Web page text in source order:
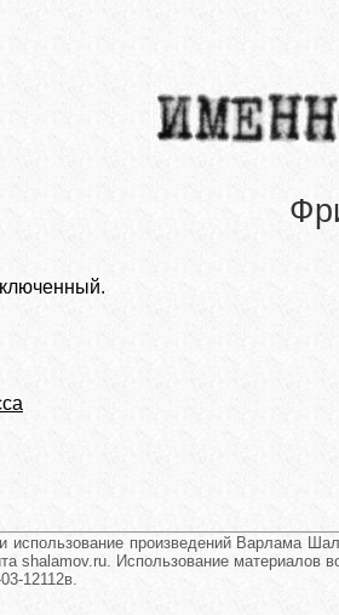
использование произведений Варлама
shalamov.ru. Использование материалов
12112в.